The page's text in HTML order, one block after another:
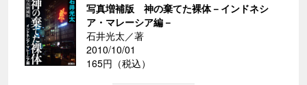
写真増補版 神の棄てた裸体－インドネシ
ア・マレーシア編－
石井光太／著
2010/10/01
165円（税込）